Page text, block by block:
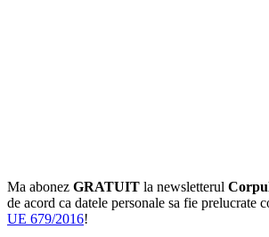
Ma abonez GRATUIT la newsletterul
de acord ca datele personale sa fie prelucrate
UE 679/2016!